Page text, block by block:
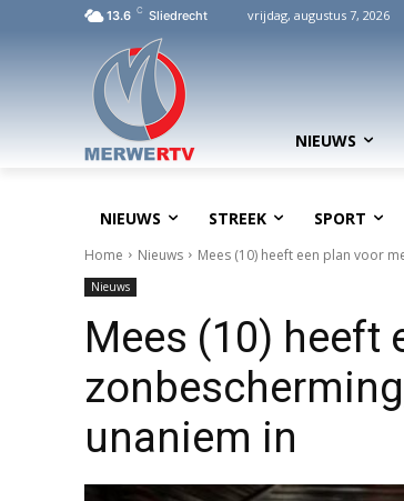
13.6 C Sliedrecht vrijdag, augustus 7, 2026
NIEUWS
NIEUWS STREEK SPORT
Home Nieuws Mees (10) heeft een plan voor
Nieuws
Mees (10) heeft
unaniem in